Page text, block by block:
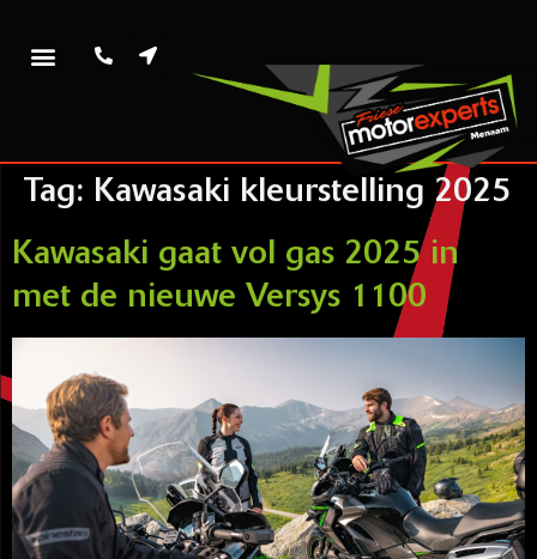
Tag: Kawasaki kleurstelling 2025
Kawasaki gaat vol gas 2025 in
met de nieuwe Versys 1100